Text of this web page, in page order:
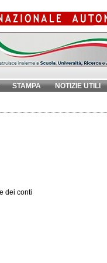
STAMPA NOTIZIE UTILI
dei conti